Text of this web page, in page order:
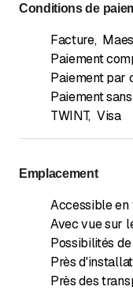
Conditions de
Facture,
Paiement
Paiement par
Paiement
TWINT, Visa
Emplacement
Accessible
Avec vue sur
Possibilités
Près
Près des